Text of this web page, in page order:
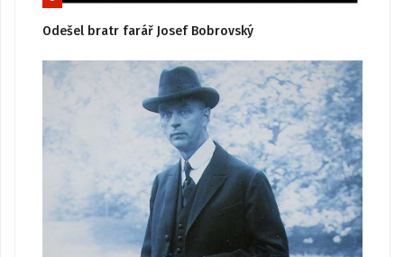
Odešel bratr farář Josef Bobrovský